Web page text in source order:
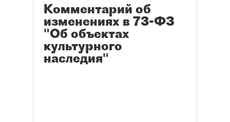
Комментарий об
изменениях в 73-ФЗ
"Об объектах
культурного
наследия"